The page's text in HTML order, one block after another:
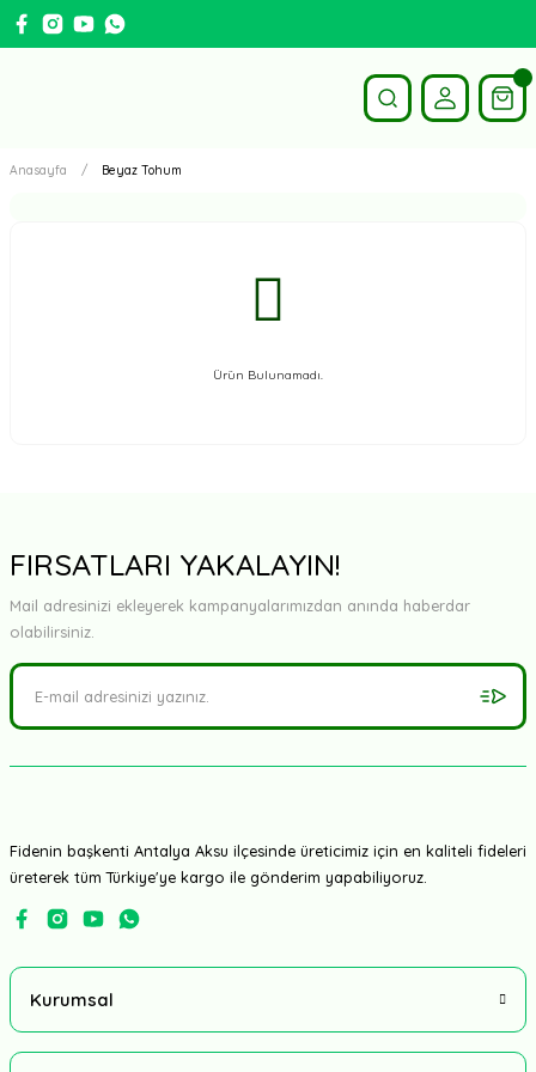
Anasayfa Beyaz Tohum
Ürün Bulunamadı.
FIRSATLARI YAKALAYIN!
Mail adresinizi ekleyerek kampanyalarımızdan anında haberdar
olabilirsiniz.
Fidenin başkenti Antalya Aksu ilçesinde üreticimiz için en kaliteli fideleri
üreterek tüm Türkiye'ye kargo ile gönderim yapabiliyoruz.
Kurumsal